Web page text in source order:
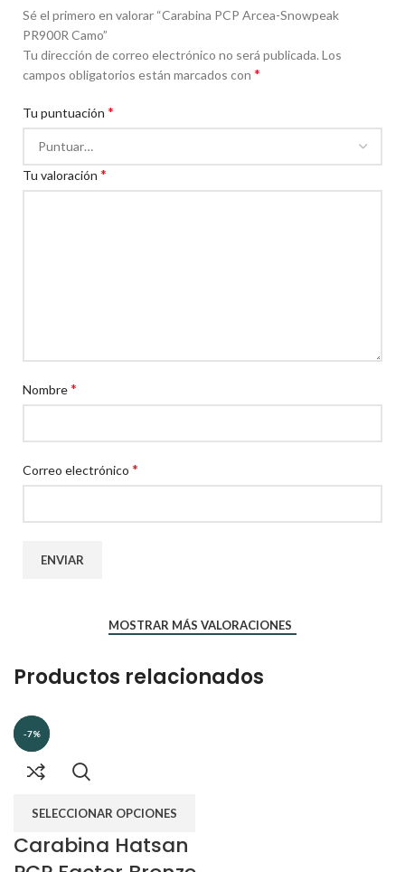
Sé el primero en valorar “Carabina PCP Arcea-Snowpeak
PR900R Camo”
Tu dirección de correo electrónico no será publicada. Los
campos obligatorios están marcados con *
Tu puntuación *
Tu valoración *
Nombre*
Correo electrónico *
MOSTRAR MÁS VALORACIONES
Productos relacionados
SELECCIONAR OPCIONES
Carabina Hatsan
-7%
-7%